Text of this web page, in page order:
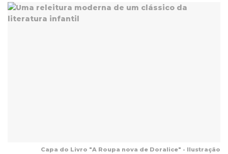
Capa do Livro "A Roupa nova de Doralice" - Ilustração